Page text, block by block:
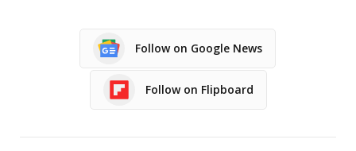
Follow on Google News
Follow on Flipboard